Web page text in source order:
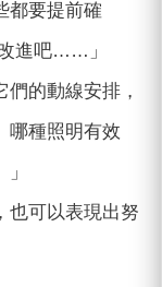
都要提前確
進吧……」
們的動線安排，
哪種照明有效
也可以表現出努